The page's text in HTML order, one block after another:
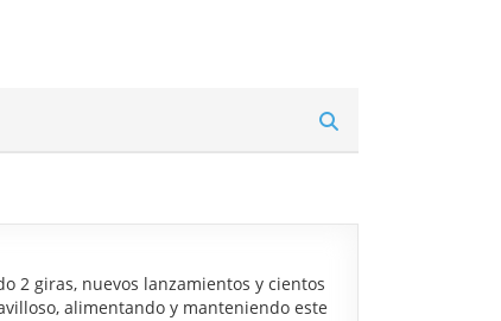
2 giras, nuevos lanzamientos y cientos
alimentando y manteniendo este